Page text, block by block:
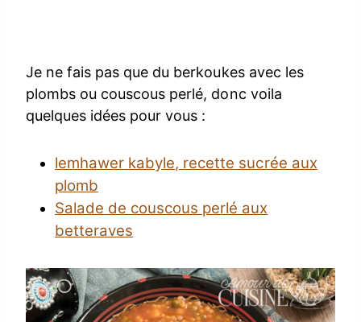
Je ne fais pas que du berkoukes avec les
plombs ou couscous perlé, donc voila
quelques idées pour vous :
lemhawer kabyle, recette sucrée aux
plomb
Salade de couscous perlé aux
betteraves